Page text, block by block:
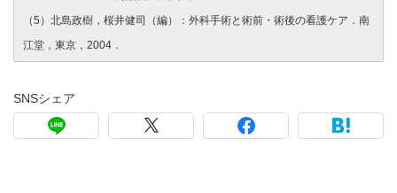
（5）北島政樹，桜井健司（編）：外科手術と術前・術後の看護ケア．南
江堂，東京，2004．
SNSシェア